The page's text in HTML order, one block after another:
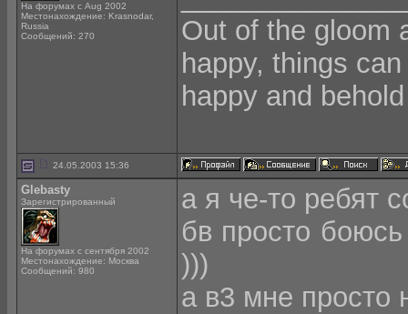
На форумах с Aug 2002
Местонахождение: Krasnodar,
Russia
Сообщений: 270
Out of the gloom
happy, things
happy and
24.05.2003 15:36
Glebasty
Зарегистрированный
На форумах с сентября 2002
Местонахождение: Москва
Сообщений: 980
а я че-то ребят
бв просто
)))
а в3 мне просто